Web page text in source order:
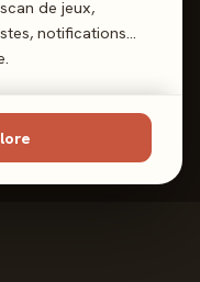
de jeux,
notifications…